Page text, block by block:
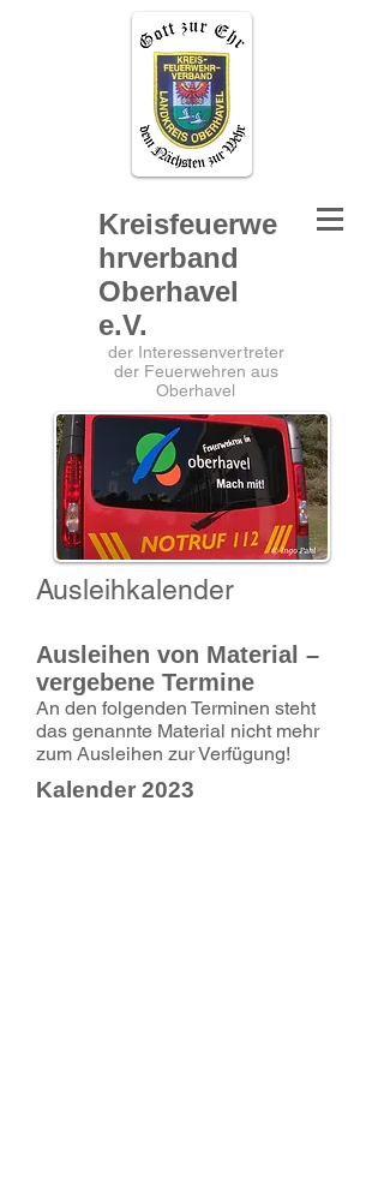
Kreisfeuerwe
hrverband
Oberhavel
e.V.
der Interessenvertreter
der Feuerwehren aus
Oberhavel
Ausleihkalender
Ausleihen von Material –
vergebene Termine
An den folgenden Terminen steht
das genannte Material nicht mehr
zum Ausleihen zur Verfügung!
Kalender 2023